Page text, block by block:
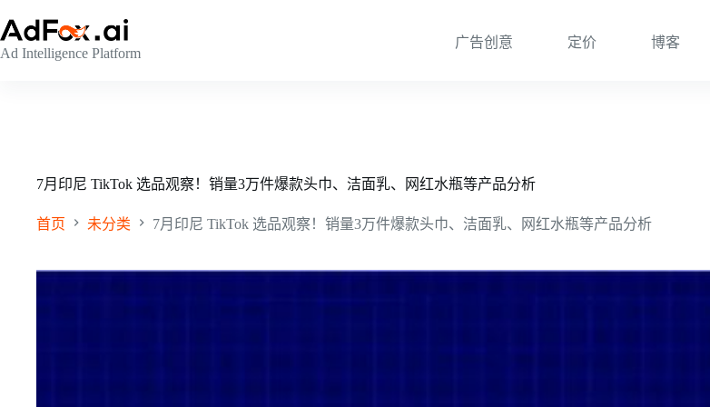
至
内
Ad Intelligence Platform
广告创意 定价 博客
7月印尼 TikTok 选品观察！销量3万件爆款头巾、洁面乳、网红水瓶等产品分析
首页 未分类 7月印尼 TikTok 选品观察！销量3万件爆款头巾、洁面乳、网红水瓶等产品分析